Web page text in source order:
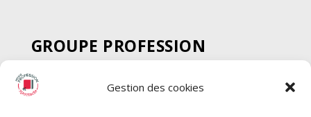
Gestion des cookies
GROUPE PROFESSION
SPECTACLE
Chèque Intermittents